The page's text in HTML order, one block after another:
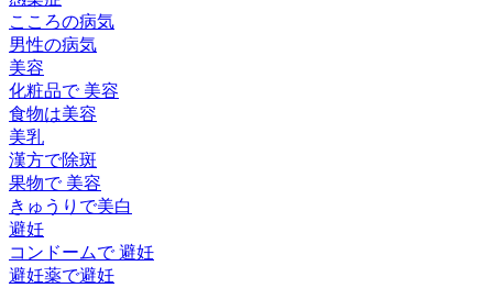
こころの病気
男性の病気
美容
化粧品で 美容
食物は美容
美乳
漢方で除斑
果物で 美容
きゅうりで美白
避妊
コンドームで 避妊
避妊薬で避妊